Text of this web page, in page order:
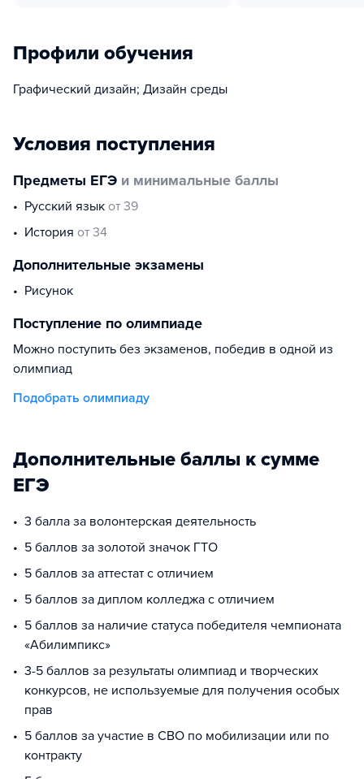
Профили обучения
Графический дизайн; Дизайн среды
Условия поступления
Предметы ЕГЭ и минимальные баллы
русский язык от 39
история от 34
Дополнительные экзамены
рисунок
Поступление по олимпиаде
Можно поступить без экзаменов, победив в одной из
олимпиад
Подобрать олимпиаду
Дополнительные баллы к сумме
ЕГЭ
3 балла за волонтерская деятельность
5 баллов за золотой значок ГТО
5 баллов за аттестат с отличием
5 баллов за диплом колледжа с отличием
5 баллов за наличие статуса победителя чемпионата
«Абилимпикс»
3-5 баллов за результаты олимпиад и творческих
конкурсов, не используемые для получения особых
прав
5 баллов за участие в СВО по мобилизации или по
контракту